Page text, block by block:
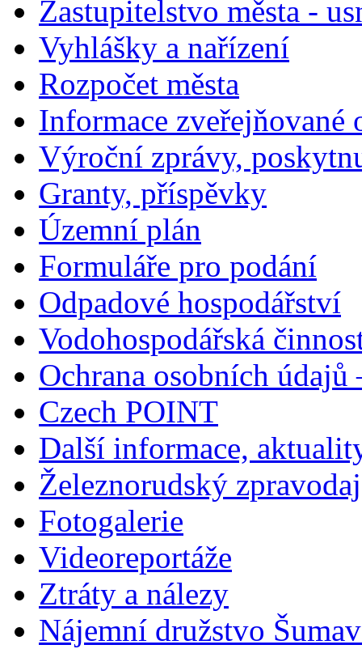
Zastupitelstvo města -
Vyhlášky a nařízení
Rozpočet města
Informace zveřejňované
Výroční zprávy,
Granty, příspěvky
Územní plán
Formuláře pro podání
Odpadové hospodářství
Vodohospodářská
Ochrana osobních údajů
Czech POINT
Další informace,
Železnorudský zpravodaj
Fotogalerie
Videoreportáže
Ztráty a nálezy
Nájemní družstvo